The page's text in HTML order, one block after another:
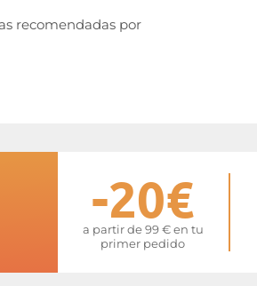
recomendadas por
-20€
a partir de 99 € en tu
primer pedido